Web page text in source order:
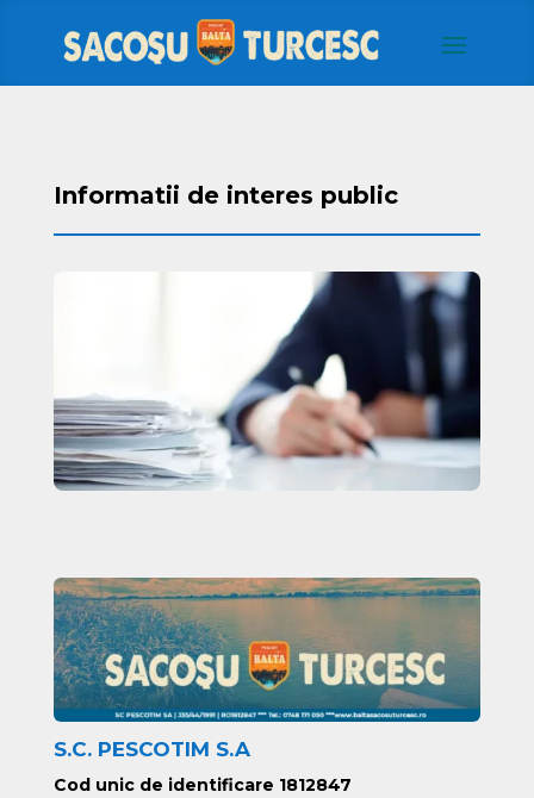
Informatii de interes public
S.C. PESCOTIM S.A
Cod unic de identificare 1812847